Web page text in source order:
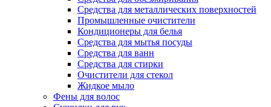
Средства для металлических поверхностей
Промышленные очистители
Кондиционеры для белья
Средства для мытья посуды
Средства для ванн
Средства для стирки
Очистители для стекол
Жидкое мыло
Фены для волос